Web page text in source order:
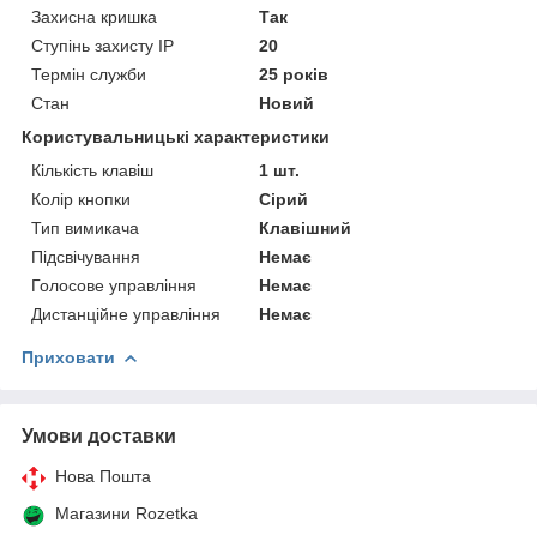
Захисна кришка
Так
Ступінь захисту IP
20
Термін служби
25 років
Стан
Новий
Користувальницькі характеристики
Кількість клавіш
1 шт.
Колір кнопки
Сірий
Тип вимикача
Клавішний
Підсвічування
Немає
Голосове управління
Немає
Дистанційне управління
Немає
Приховати
Умови доставки
Нова Пошта
Магазини Rozetka